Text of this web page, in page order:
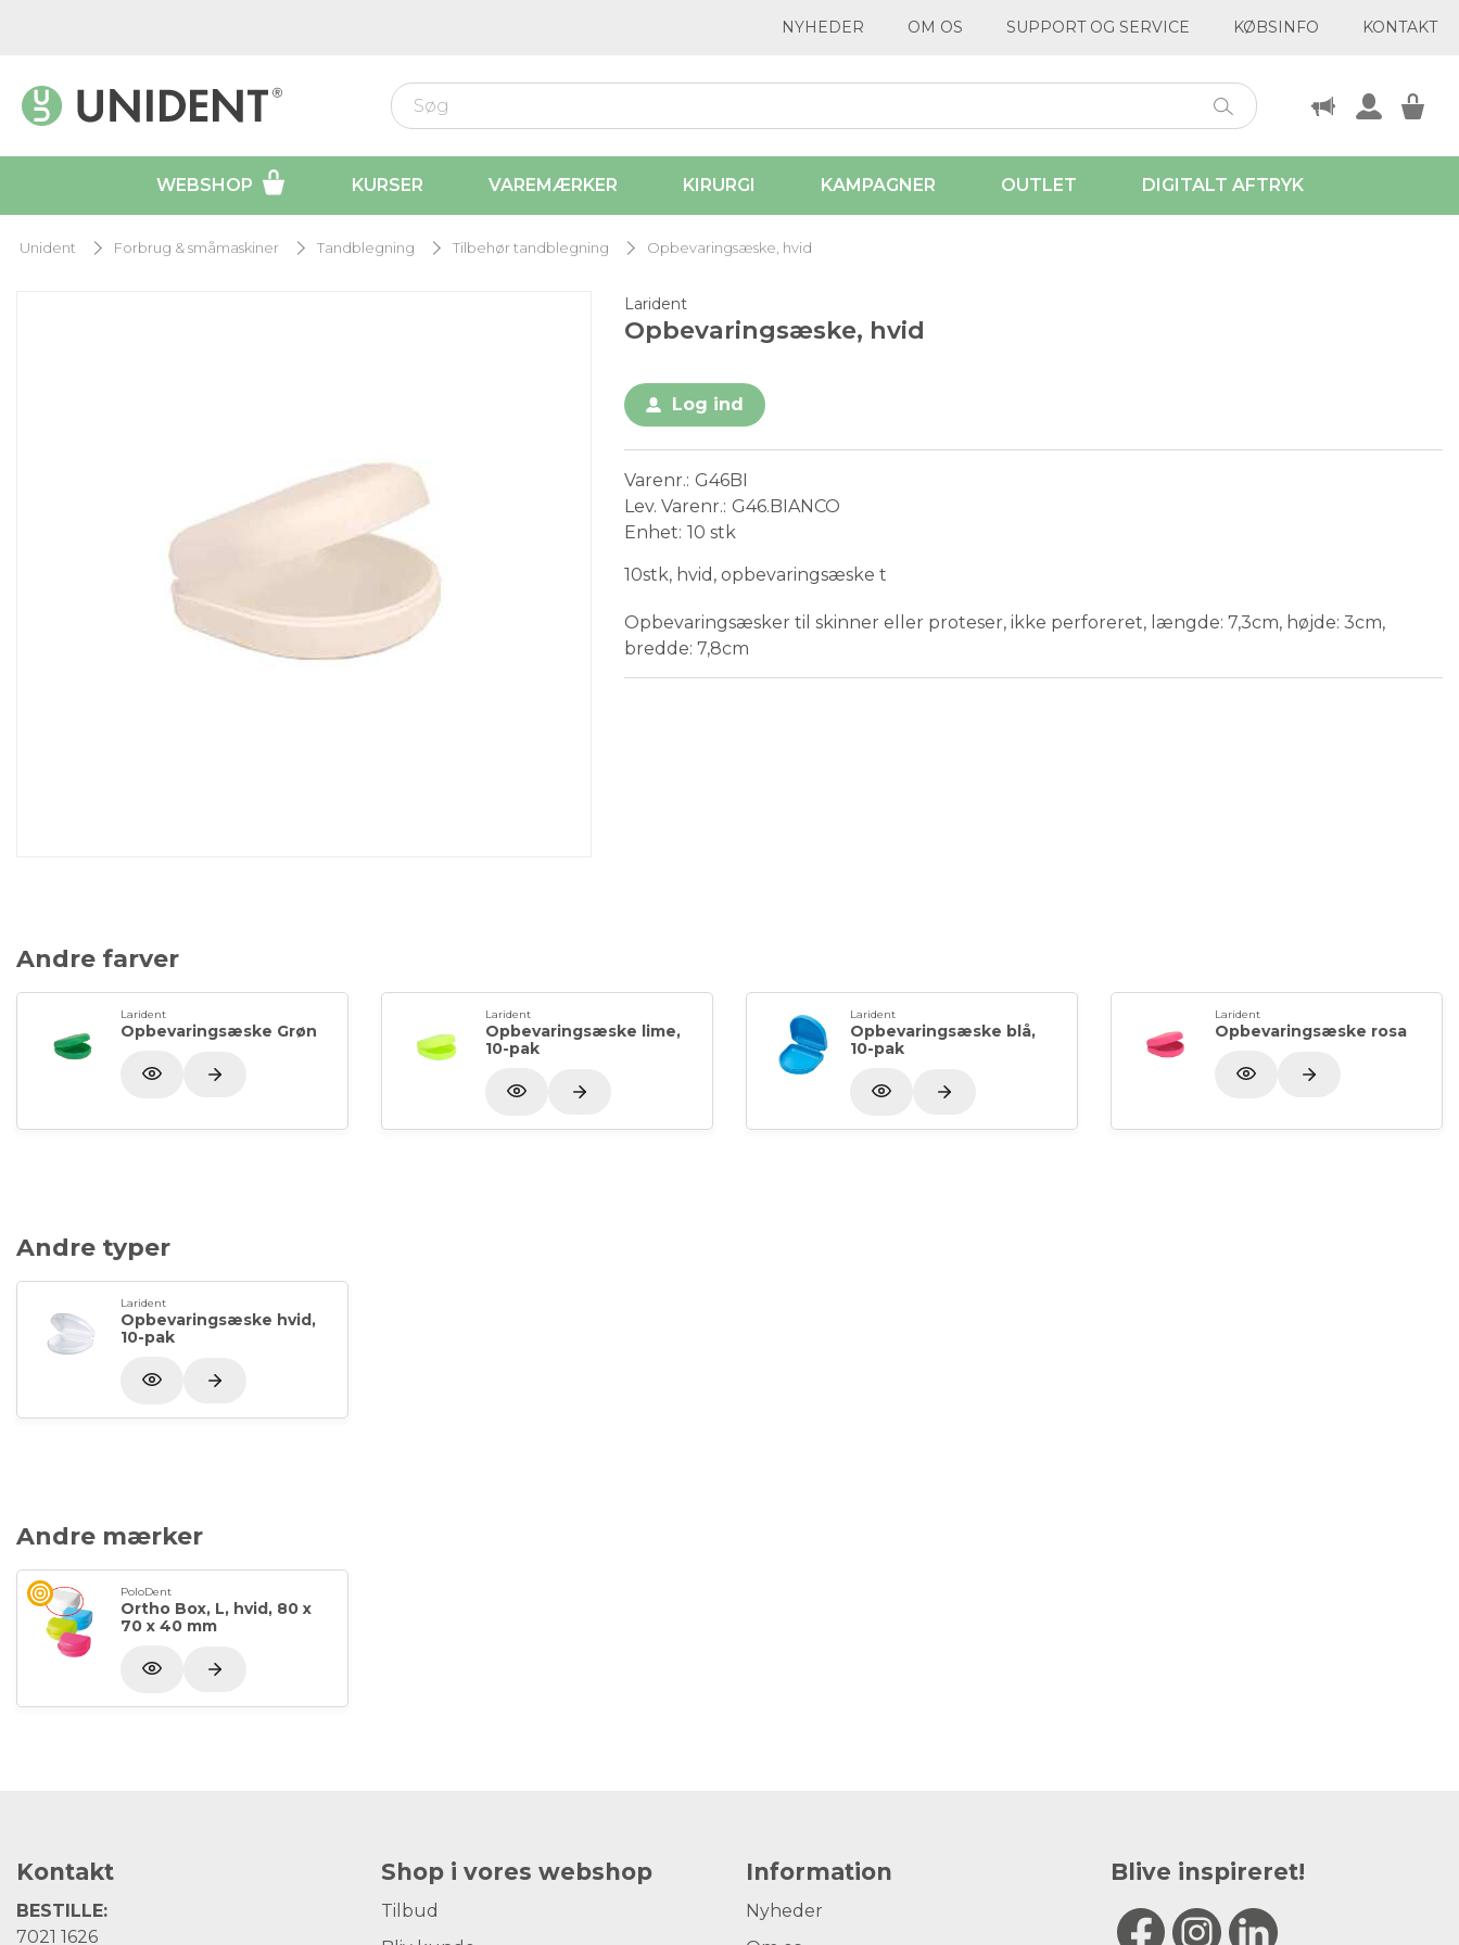
NYHEDER OM OS SUPPORT OG SERVICE KØBSINFO KONTAKT
WEBSHOP KURSER VAREMÆRKER KIRURGI KAMPAGNER OUTLET DIGITALT AFTRYK
Unident Forbrug & småmaskiner Tandblegning Tilbehør tandblegning Opbevaringsæske, hvid
Larident
Opbevaringsæske, hvid
Log ind
Varenr. G46BI
Lev. Varenr. G46.BIANCO
Enhet 10 stk
10stk, hvid, opbevaringsæske t
Opbevaringsæsker til skinner eller proteser, ikke perforeret, længde: 7,3cm, højde: 3cm,
bredde: 7,8cm
Andre farver
Larident
Opbevaringsæske Grøn
Larident
Opbevaringsæske lime,
10-pak
Larident
Opbevaringsæske blå,
10-pak
Larident
Opbevaringsæske rosa
Andre typer
Larident
Opbevaringsæske hvid,
10-pak
Andre mærker
PoloDent
Ortho Box, L, hvid, 80 x
70 x 40 mm
Kontakt
BESTILLE:
7021 1626
Shop i vores webshop
Tilbud
Information
Nyheder
Blive inspireret!